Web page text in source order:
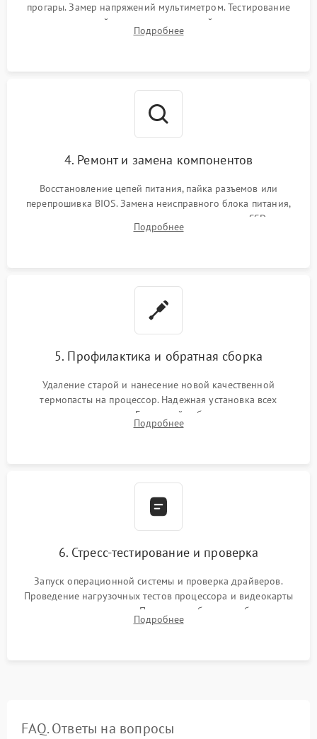
прогары. Замер напряжений мультиметром. Тестирование
оперативной памяти и накопителей с помощью
диагностического ПО для выявления сбойных секторов и
Подробнее
4. Ремонт и замена компонентов
Восстановление цепей питания, пайка разъемов или
перепрошивка BIOS. Замена неисправного блока питания,
видеокарты, процессора или установка нового SSD для
восстановления и повышения скорости работы системы.
Подробнее
5. Профилактика и обратная сборка
Удаление старой и нанесение новой качественной
термопасты на процессор. Надежная установка всех
комплектующих в слоты. Грамотный кабель-менеджмент для
обеспечения правильной циркуляции воздуха внутри
Подробнее
6. Стресс-тестирование и проверка
Запуск операционной системы и проверка драйверов.
Проведение нагрузочных тестов процессора и видеокарты
для контроля температур. Проверка работоспособности всех
USB-портов, аудиовыходов и сетевого подключения.
Подробнее
FAQ. Ответы на вопросы